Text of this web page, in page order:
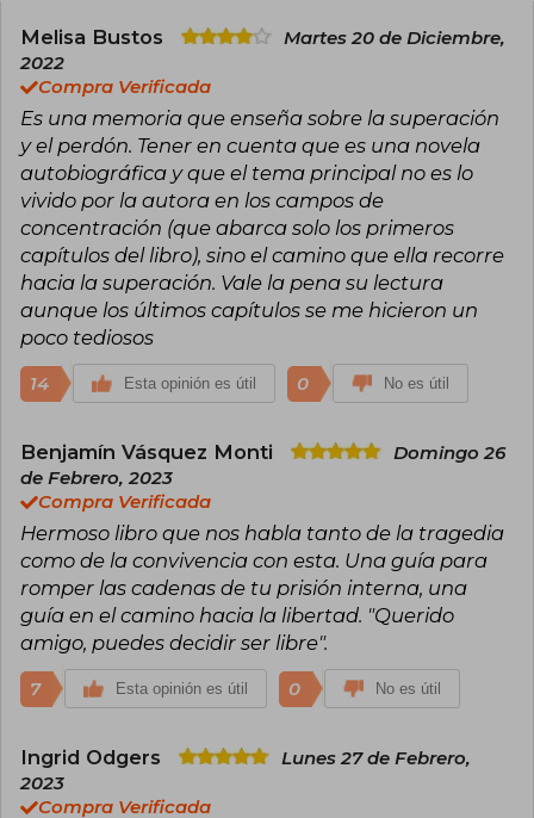
California.
Su obra literaria incluye los libros "La bailarina de
Auschwitz" (2018), un testimonio desgarrador y
esperanzador sobre su experiencia en los
campos de concentración, y "En Auschwitz no
había Prozac" (2020), donde combina su
experiencia personal con estrategias
terapéuticas para sanar el trauma. Ha sido
protagonista de documentales y fue elegida
para dar el discurso de homenaje a Viktor Frankl
en su noventa aniversario, durante la
Conferencia Internacional de Logoterapia.
Melisa Bustos
Martes 20 de Diciembre,
2022
Compra Verificada
Es una memoria que enseña sobre la superación
y el perdón. Tener en cuenta que es una novela
autobiográfica y que el tema principal no es lo
vivido por la autora en los campos de
concentración (que abarca solo los primeros
capítulos del libro), sino el camino que ella recorre
hacia la superación. Vale la pena su lectura
aunque los últimos capítulos se me hicieron un
poco tediosos
14 Esta opinión es útil 0 No es útil
Benjamín Vásquez Monti
Domingo 26
de Febrero, 2023
Compra Verificada
Hermoso libro que nos habla tanto de la tragedia
como de la convivencia con esta. Una guía para
romper las cadenas de tu prisión interna, una
guía en el camino hacia la libertad. "Querido
amigo, puedes decidir ser libre".
7 Esta opinión es útil 0 No es útil
Ingrid Odgers
Lunes 27 de Febrero,
2023
Compra Verificada